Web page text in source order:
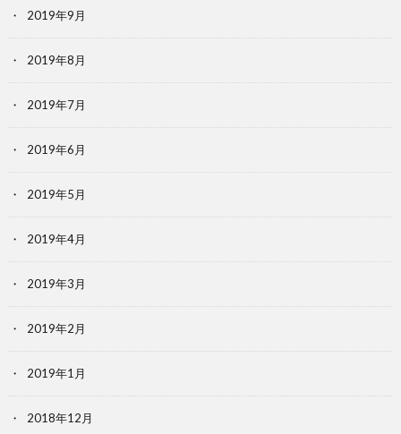
2019年9月
2019年8月
2019年7月
2019年6月
2019年5月
2019年4月
2019年3月
2019年2月
2019年1月
2018年12月